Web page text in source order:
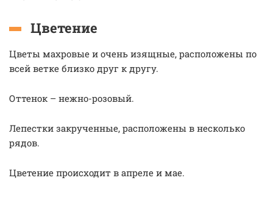
Цветение
Цветы махровые и очень изящные, расположены по
всей ветке близко друг к другу.
Оттенок – нежно-розовый.
Лепестки закрученные, расположены в несколько
рядов.
Цветение происходит в апреле и мае.